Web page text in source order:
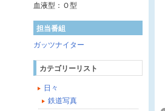
血液型：Ｏ型
担当番組
ガッツナイター
カテゴリーリスト
日々
鉄道写真